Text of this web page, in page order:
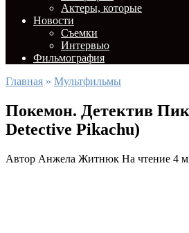
Актеры, которые
Новости
Съемки
Интервью
Фильмография
Главная » Мультфильмы
Покемон. Детектив
Detective Pikachu)
Автор Анжела Житнюк На чтение 4